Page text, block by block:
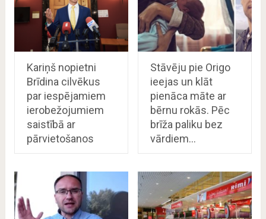
Kariņš nopietni
Brīdina cilvēkus
par iespējamiem
ierobežojumiem
saistībā ar
pārvietošanos
Stāvēju pie Origo
ieejas un klāt
pienāca māte ar
bērnu rokās. Pēc
brīža paliku bez
vārdiem…